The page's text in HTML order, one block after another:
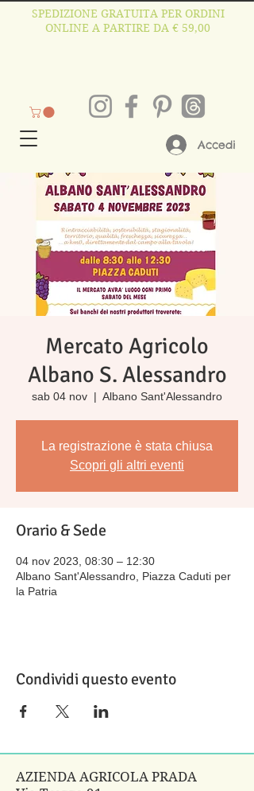
SPEDIZIONE GRATUITA PER ORDINI
ONLINE A PARTIRE DA € 59,00
Accedi
Mercato Agricolo
Albano S. Alessandro
sab 04 nov
  |
Albano Sant'Alessandro
La registrazione è stata chiusa
Scopri gli altri eventi
Orario & Sede
04 nov 2023, 08:30 – 12:30
Albano Sant'Alessandro, Piazza Caduti per
la Patria
Condividi questo evento
AZIENDA AGRICOLA PRADA